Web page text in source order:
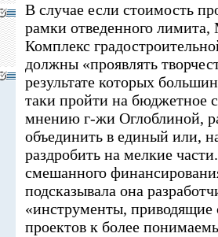
В случае если стоимость
рамки отведенного
Комплекс
должны «проявлять
результате которых
таки пройти на бюджетное
мнению г-жи Оглоблиной,
объединить в единый или,
раздробить на мелкие
смешанного
подсказывала она
«инструменты,
проектов к более